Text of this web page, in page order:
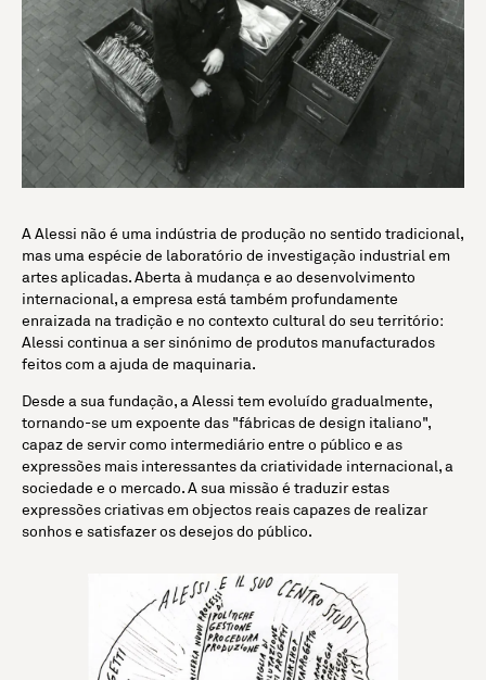
A Alessi não é uma indústria de produção no sentido tradicional,
mas uma espécie de laboratório de investigação industrial em
artes aplicadas. Aberta à mudança e ao desenvolvimento
internacional, a empresa está também profundamente
enraizada na tradição e no contexto cultural do seu território:
Alessi continua a ser sinónimo de produtos manufacturados
feitos com a ajuda de maquinaria.
Desde a sua fundação, a Alessi tem evoluído gradualmente,
tornando-se um expoente das "fábricas de design italiano",
capaz de servir como intermediário entre o público e as
expressões mais interessantes da criatividade internacional, a
sociedade e o mercado. A sua missão é traduzir estas
expressões criativas em objectos reais capazes de realizar
sonhos e satisfazer os desejos do público.